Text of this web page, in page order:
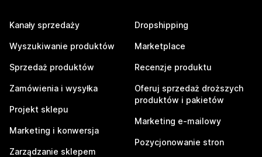
Kanały sprzedaży
Wyszukiwanie produktów
Sprzedaż produktów
Zamówienia i wysyłka
Projekt sklepu
Marketing i konwersja
Zarządzanie sklepem
Dropshipping
Marketplace
Recenzje produktu
Oferuj sprzedaż droższych
produktów i pakietów
Marketing e-mailowy
Pozycjonowanie stron